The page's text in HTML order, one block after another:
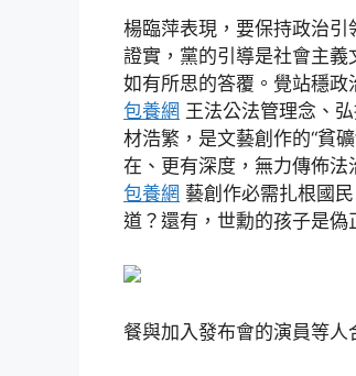
楊臨萍表現，要保持政治引
證實，黨的引導是社會主義
如有所思的答覆。覺站穩
包養網 王法公法管理念、
材浩繁，是文藝創作的“貧
在、更有深度，無力傳佈
包養網 藝創作必需扎根國
道？還有，世勳的孩子是偽
餐與加入發布會的演員等人